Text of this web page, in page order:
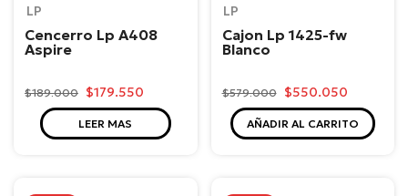
LP
Cencerro Lp A408
Aspire
$189.000 $179.550
LEER MAS
LP
Cajon Lp 1425-fw
Blanco
$579.000 $550.050
AÑADIR AL CARRITO